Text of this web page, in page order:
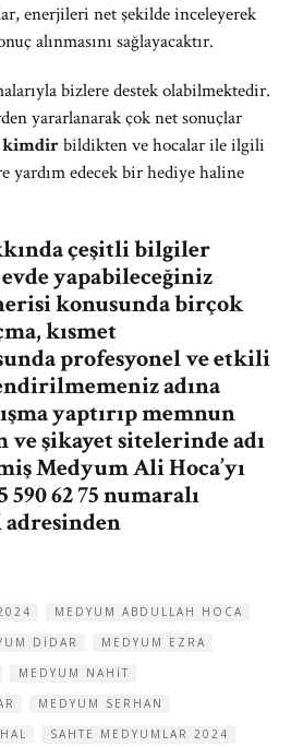
enerjileri net şekilde inceleyerek
alınmasını sağlayacaktır.
bizlere destek olabilmektedir.
yararlanarak çok net sonuçlar
kimdirbildikten ve hocalar ile ilgili
yardım edecek bir hediye haline
çeşitli bilgiler
yapabileceğiniz
konusunda birçok
kısmet
profesyonel ve etkili
adına
yaptırıp memnun
şikayet sitelerinde adı
Medyum Ali Hoca’yı
62 75 numaralı
MEDYUM ABDULLAH HOCA
DIDAR
MEDYUM EZRA
MEDYUM NAHIT
MEDYUM SERHAN
SAHTE MEDYUMLAR 2024